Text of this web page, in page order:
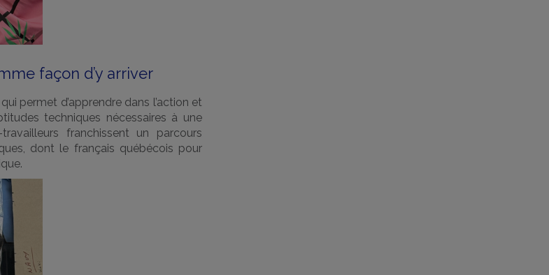
façon d’y arriver
permet d’apprendre dans l’action et
techniques nécessaires à une
franchissent un parcours
dont le français québécois pour